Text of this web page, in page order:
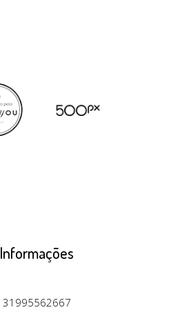
Informações
31995562667